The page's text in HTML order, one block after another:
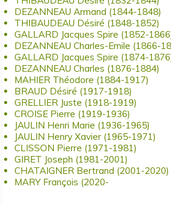
MAM LES CHICHOUX
SAINT JOSEPH BERGER
U.N.C. (SECTION DE CHICHÉ)
DEZANNEAU Armand (1844-1848)
THIBAUDEAU Désiré (1848-1852)
GALLARD Jacques Spire (1852-
DEZANNEAU Charles-Emile (1866-
GALLARD Jacques Spire (1874-
DEZANNEAU Charles (1876-1884)
MAHIER Théodore (1884-1917)
BRAUD Désiré (1917-1918)
GRELLIER Juste (1918-1919)
CROISE Pierre (1919-1936)
JAULIN Henri Marie (1936-1965)
JAULIN Henry Xavier (1965-1971)
CLISSON Pierre (1971-1981)
GIRET Joseph (1981-2001)
CHATAIGNER Bertrand (2001-2020)
MARY François (2020-